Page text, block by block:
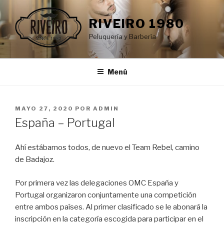
al
contenido
RIVEIRO 1980
Peluquería y Barbería
Menú
PUBLICADO
EL
MAYO 27, 2020 POR ADMIN
España – Portugal
Ahí estábamos todos, de nuevo el Team Rebel, camino
de Badajoz.
Por primera vez las delegaciones OMC España y
Portugal organizaron conjuntamente una competición
entre ambos países. Al primer clasificado se le abonará la
inscripción en la categoría escogida para participar en el